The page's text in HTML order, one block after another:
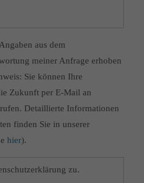
aus dem
meiner Anfrage erhoben
Sie können Ihre
Zukunft per E-Mail an
Detaillierte Informationen
finden Sie in unserer
hier).
zu.